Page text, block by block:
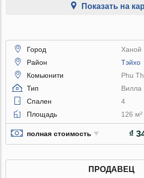
Показать на
Город
Ханой
Район
Тэйхо
Комьюнити
Phu
Тип
Вилла
Спален
4
Площадь
126 м²
полная стоимость ₫
ПРОДАВЕЦ